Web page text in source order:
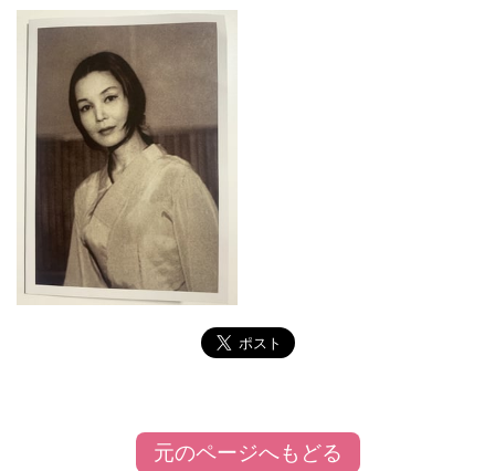
元のページへもどる